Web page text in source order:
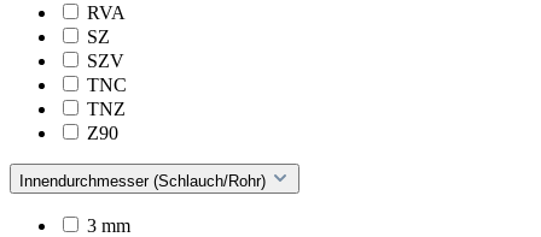
RVA
SZ
SZV
TNC
TNZ
Z90
Innendurchmesser (Schlauch/Rohr)
3 mm